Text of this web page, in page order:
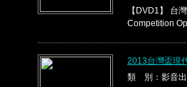
【DVD1】 台
Competition
2013台灣盃現
類 別：影音